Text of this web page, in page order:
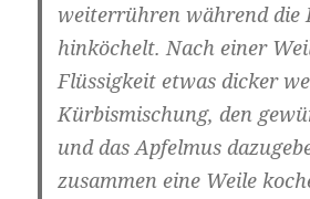
weiterrühren während die
hinköchelt. Nach einer
Flüssigkeit etwas dicker
Kürbismischung, den
und das Apfelmus
zusammen eine Weile